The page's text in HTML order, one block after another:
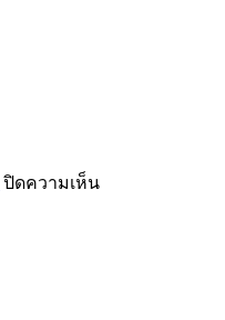
ปิดความเห็นบน